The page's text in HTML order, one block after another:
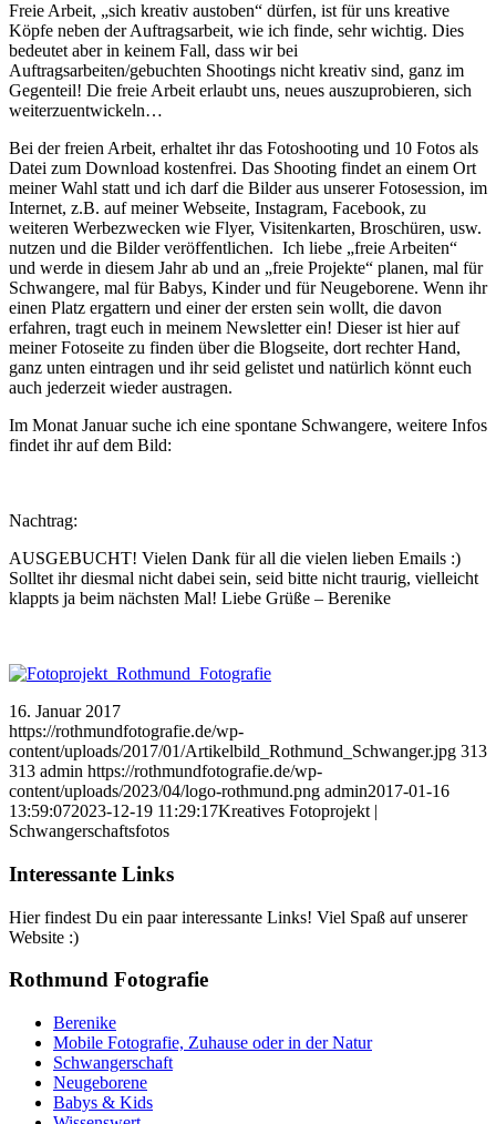
Freie Arbeit, „sich kreativ austoben“ dürfen, ist für uns kreative
Köpfe neben der Auftragsarbeit, wie ich finde, sehr wichtig. Dies
bedeutet aber in keinem Fall, dass wir bei
Auftragsarbeiten/gebuchten Shootings nicht kreativ sind, ganz im
Gegenteil! Die freie Arbeit erlaubt uns, neues auszuprobieren, sich
weiterzuentwickeln…
Bei der freien Arbeit, erhaltet ihr das Fotoshooting und 10 Fotos als
Datei zum Download kostenfrei. Das Shooting findet an einem Ort
meiner Wahl statt und ich darf die Bilder aus unserer Fotosession, im
Internet, z.B. auf meiner Webseite, Instagram, Facebook, zu
weiteren Werbezwecken wie Flyer, Visitenkarten, Broschüren, usw.
nutzen und die Bilder veröffentlichen. Ich liebe „freie Arbeiten“
und werde in diesem Jahr ab und an „freie Projekte“ planen, mal für
Schwangere, mal für Babys, Kinder und für Neugeborene. Wenn ihr
einen Platz ergattern und einer der ersten sein wollt, die davon
erfahren, tragt euch in meinem Newsletter ein! Dieser ist hier auf
meiner Fotoseite zu finden über die Blogseite, dort rechter Hand,
ganz unten eintragen und ihr seid gelistet und natürlich könnt euch
auch jederzeit wieder austragen.
Im Monat Januar suche ich eine spontane Schwangere, weitere Infos
findet ihr auf dem Bild:
Nachtrag:
AUSGEBUCHT! Vielen Dank für all die vielen lieben Emails :)
Solltet ihr diesmal nicht dabei sein, seid bitte nicht traurig, vielleicht
klappts ja beim nächsten Mal! Liebe Grüße – Berenike
16. Januar 2017
https://rothmundfotografie.de/wp-
content/uploads/2017/01/Artikelbild_Rothmund_Schwanger.jpg 313
313 admin https://rothmundfotografie.de/wp-
content/uploads/2023/04/logo-rothmund.png admin2017-01-16
13:59:072023-12-19 11:29:17Kreatives Fotoprojekt |
Schwangerschaftsfotos
Interessante Links
Hier findest Du ein paar interessante Links! Viel Spaß auf unserer
Website :)
Rothmund Fotografie
Berenike
Mobile Fotografie, Zuhause oder in der Natur
Schwangerschaft
Neugeborene
Babys & Kids